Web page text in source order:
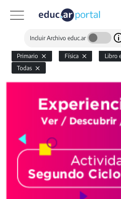
Incluir Archivo educ.ar
Primario Física
Libro
Todas